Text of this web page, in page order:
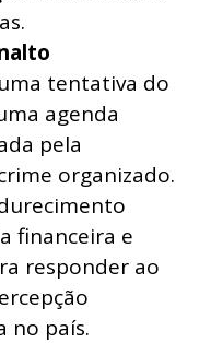
tentativa do
agenda
pela
organizado.
financeira e
responder ao
no país.